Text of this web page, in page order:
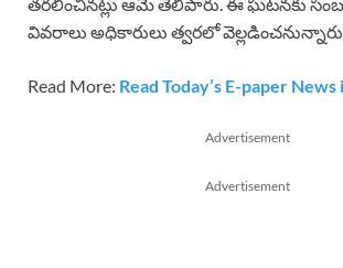
వివరాలు అధికారులు త్వరలో వెల్లడించనున్నారు.
Read More: Read Today’s E-paper News
Advertisement
Advertisement